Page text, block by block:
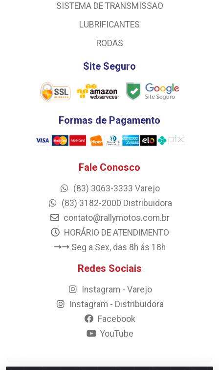
SISTEMA DE TRANSMISSAO
LUBRIFICANTES
RODAS
Site Seguro
Formas de Pagamento
Fale Conosco
(83) 3063-3333 Varejo
(83) 3182-2000 Distribuidora
contato@rallymotos.com.br
HORÁRIO DE ATENDIMENTO
Seg a Sex, das 8h ás 18h
Redes Sociais
Instagram - Varejo
Instagram - Distribuidora
Facebook
YouTube